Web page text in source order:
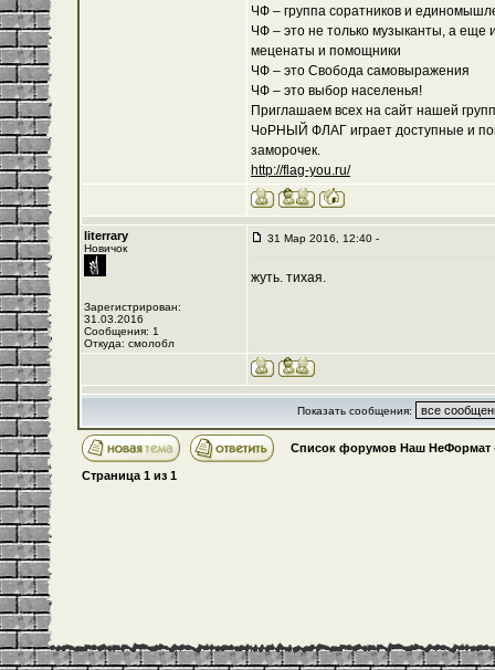
ЧФ – группа соратников и
ЧФ – это не только музыканты, а еще
меценаты и помощники
ЧФ – это Свобода самовыражения
ЧФ – это выбор населенья!
Приглашаем всех на сайт нашей
ЧоРНЫЙ ФЛАГ играет доступные и
заморочек.
http://flag-you.ru/
literrary
Новичок
Зарегистрирован:
31.03.2016
Сообщения: 1
Откуда: смолобл
31 Мар 2016, 12:40 -
жуть. тихая.
Показать сообщения:
Список форумов Наш НеФормат
Страница 1 из 1